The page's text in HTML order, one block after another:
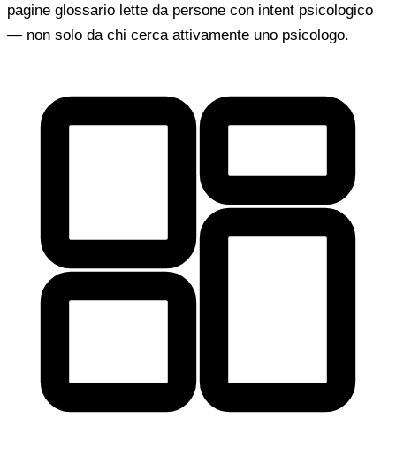
pagine glossario lette da persone con intent psicologico
— non solo da chi cerca attivamente uno psicologo.